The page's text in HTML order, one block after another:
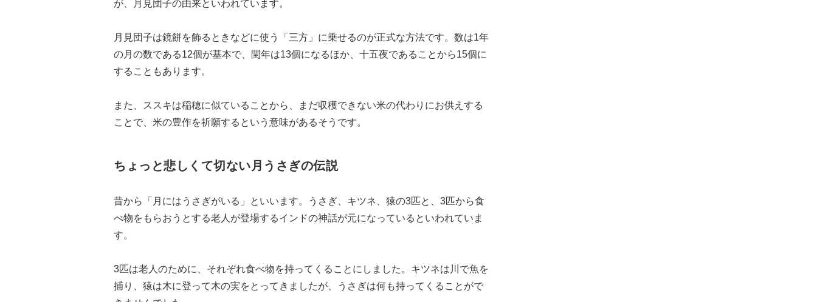
が、月見団子の由来といわれています。
月見団子は鏡餅を飾るときなどに使う「三方」に乗せるのが正式な方法です。数は1年
の月の数である12個が基本で、閏年は13個になるほか、十五夜であることから15個に
することもあります。
また、ススキは稲穂に似ていることから、まだ収穫できない米の代わりにお供えする
ことで、米の豊作を祈願するという意味があるそうです。
ちょっと悲しくて切ない月うさぎの伝説
昔から「月にはうさぎがいる」といいます。うさぎ、キツネ、猿の3匹と、3匹から食
べ物をもらおうとする老人が登場するインドの神話が元になっているといわれていま
す。
3匹は老人のために、それぞれ食べ物を持ってくることにしました。キツネは川で魚を
捕り、猿は木に登って木の実をとってきましたが、うさぎは何も持ってくることがで